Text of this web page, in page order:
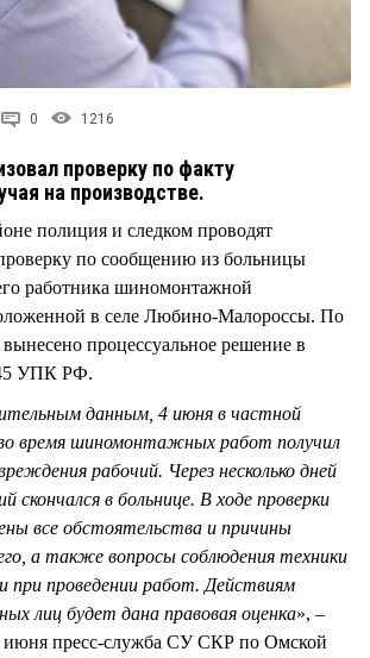
0 1216
проверку по факту
на производстве.
полиция и следком проводят
по сообщению из больницы
работника шиномонтажной
в селе Любино-Малороссы. По
вынесено процессуальное решение в
УПК РФ.
данным, 4 июня в частной
время шиномонтажных работ получил
рабочий. Через несколько дней
скончался в больнице. В ходе проверки
все обстоятельства и причины
а также вопросы соблюдения техники
при проведении работ. Действиям
лиц будет дана правовая оценка», –
июня пресс-служба СУ СКР по Омской